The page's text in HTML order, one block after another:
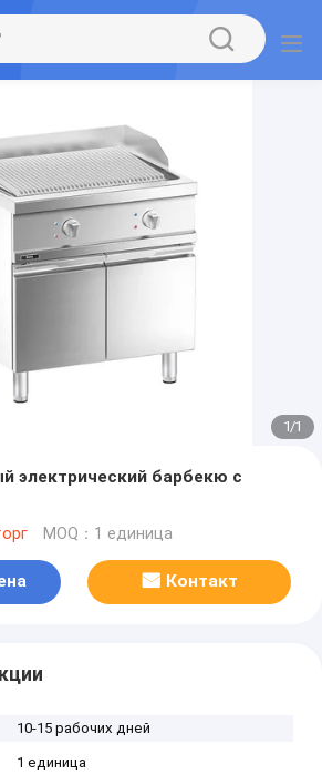
1/1
электрический барбекю с
MOQ：1 единица
Контакт
10-15 рабочих дней
1 единица